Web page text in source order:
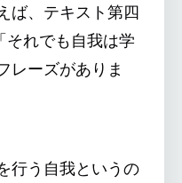
ば、テキスト第四
それでも自我は学
レーズがありま
行う自我というの